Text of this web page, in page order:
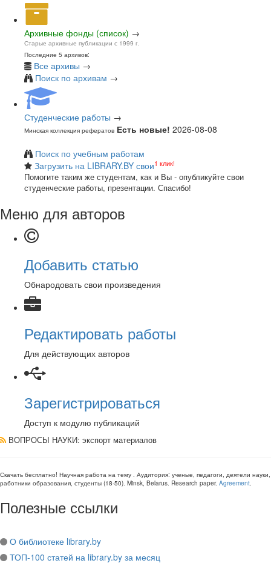
Архивные фонды (список) →
Старые архивные публикации с 1999 г.
Последние 5 архивов:
Все архивы →
Поиск по архивам →
Студенческие работы →
Минская коллекция рефератов Есть новые! 2026-08-08
Поиск по учебным работам
Загрузить на LIBRARY.BY свои1 клик!
Помогите таким же студентам, как и Вы - опубликуйте свои
студенческие работы, презентации. Спасибо!
Меню для авторов
Добавить статью
Обнародовать свои произведения
Редактировать работы
Для действующих авторов
Зарегистрироваться
Доступ к модулю публикаций
ВОПРОСЫ НАУКИ: экспорт материалов
Скачать бесплатно! Научная работа на тему . Аудитория: ученые, педагоги, деятели науки,
работники образования, студенты (18-50). Minsk, Belarus. Research paper. Agreement.
Полезные ссылки
О библиотеке library.by
ТОП-100 статей на library.by за месяц